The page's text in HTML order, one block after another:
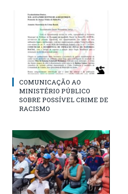
COMUNICAÇÃO AO
MINISTÉRIO PÚBLICO
SOBRE POSSÍVEL CRIME DE
RACISMO